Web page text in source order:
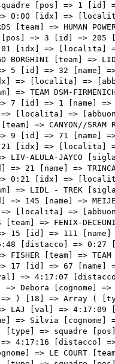
=> 6 [id] => 171 [name] => LABOUS Juliette [nome] => Juliette [cognome] => LABOUS [team] => TEAM DSM-FIRMENICH POSTNL [sigla_team] => DFP [val] => 4:16:42 [distacco] => 0:21 [idx] => [localita] => [abbuono] => ) [6] => Array ( [type] => squadre [pos] => 7 [id] => 1 [name] => KOPECKY Lotte [nome] => Lotte [cognome] => KOPECKY [team] => TEAM SD WORX [sigla_team] => SDW [val] => 4:16:42 [distacco] => 0:21 [idx] => [localita] => [abbuono] => ) [7] => Array ( [type] => squadre [pos] => 8 [id] => 33 [name] => NIEDERMAIER Antonia [nome] => Antonia [cognome] => NIEDERMAIER [team] => CANYON//SRAM RACING [sigla_team] => CSR [val] => 4:16:42 [distacco] => 0:21 [idx] => [localita] => [abbuono] => ) [8] => Array ( [type] => squadre [pos] => 9 [id] => 71 [name] => LUDWIG Uttrup